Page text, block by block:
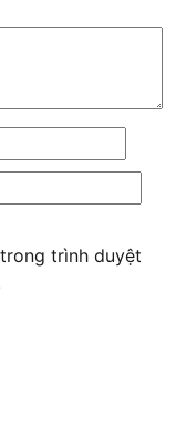
trình duyệt